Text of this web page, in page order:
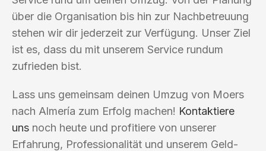
über die Organisation bis hin zur Nachbetreuung
stehen wir dir jederzeit zur Verfügung. Unser Ziel
ist es, dass du mit unserem Service rundum
zufrieden bist.
Lass uns gemeinsam deinen Umzug von Moers
nach Almería zum Erfolg machen! Kontaktiere
uns noch heute und profitiere von unserer
Erfahrung, Professionalität und unserem Geld-